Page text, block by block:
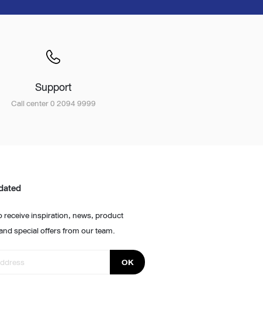
Support
Call center 0 2094 9999
receive inspiration, news, product
special offers from our team.
OK